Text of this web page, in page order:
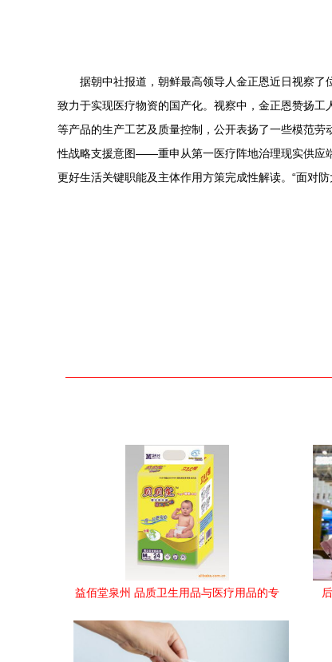
据朝中社报道，朝鲜最高领导人金正恩近日视察
致力于实现医疗物资的国产化。视察中，金正恩赞扬
等产品的生产工艺及质量控制，公开表扬了一些模范
性战略支援意图——重申从第一医疗阵地治理现实供应
更好生活关键职能及主体作用方策完成性解读。“面对
益佰堂泉州 品质卫生用品与医疗用品的专